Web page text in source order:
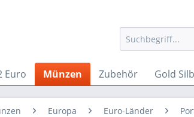
Euro Münzen Zubehör Gold
Europa Euro-Länder